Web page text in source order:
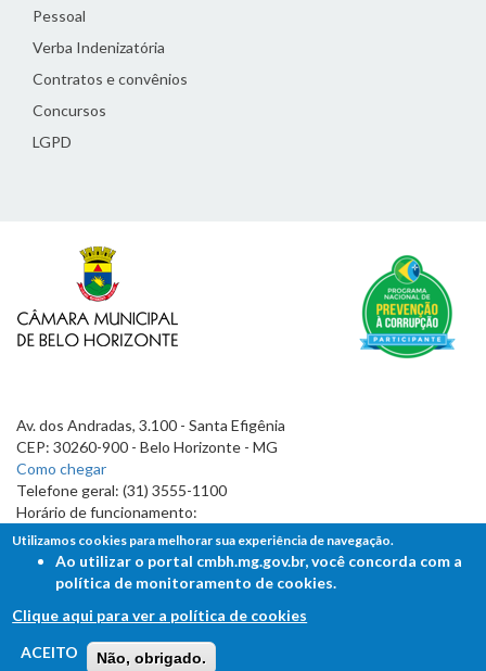
Pessoal
Verba Indenizatória
Contratos e convênios
Concursos
LGPD
Av. dos Andradas, 3.100 - Santa Efigênia
CEP: 30260-900 - Belo Horizonte - MG
Como chegar
Telefone geral: (31) 3555-1100
Horário de funcionamento:
7h às 19h
FALE COM A CÂMARA
Ouvidoria - Lei de Acesso à Informação
Utilizamos cookies para melhorar sua experiência de navegação.
Ao utilizar o portal cmbh.mg.gov.br, você concorda com a
política de monitoramento de cookies.
Clique aqui para ver a política de cookies
ACEITO
Não, obrigado.